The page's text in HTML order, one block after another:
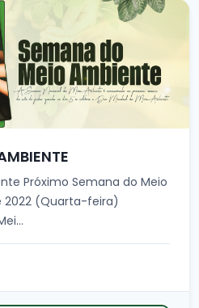
Meio
2022 (Quarta-feira)